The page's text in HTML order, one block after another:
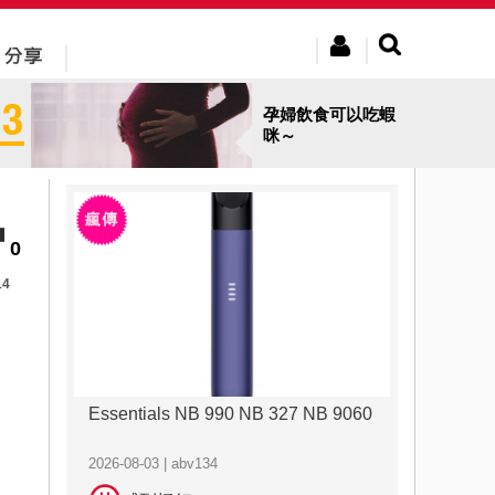
孕婦飲食可以吃蝦
咪～
0
Essentials NB 990 NB 327 NB 9060
2026-08-03 | abv134